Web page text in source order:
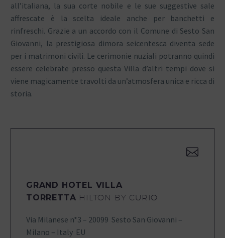
all’italiana, la sua corte nobile e le sue suggestive sale
affrescate è la scelta ideale anche per banchetti e
rinfreschi. Grazie a un accordo con il Comune di Sesto San
Giovanni, la prestigiosa dimora seicentesca diventa sede
per i matrimoni civili. Le cerimonie nuziali potranno quindi
essere celebrate presso questa Villa d’altri tempi dove si
viene magicamente travolti da un’atmosfera unica e ricca di
storia.


GRAND HOTEL VILLA
TORRETTA HILTON BY CURIO
Via Milanese n*3 – 20099 Sesto San Giovanni –
Milano – Italy EU